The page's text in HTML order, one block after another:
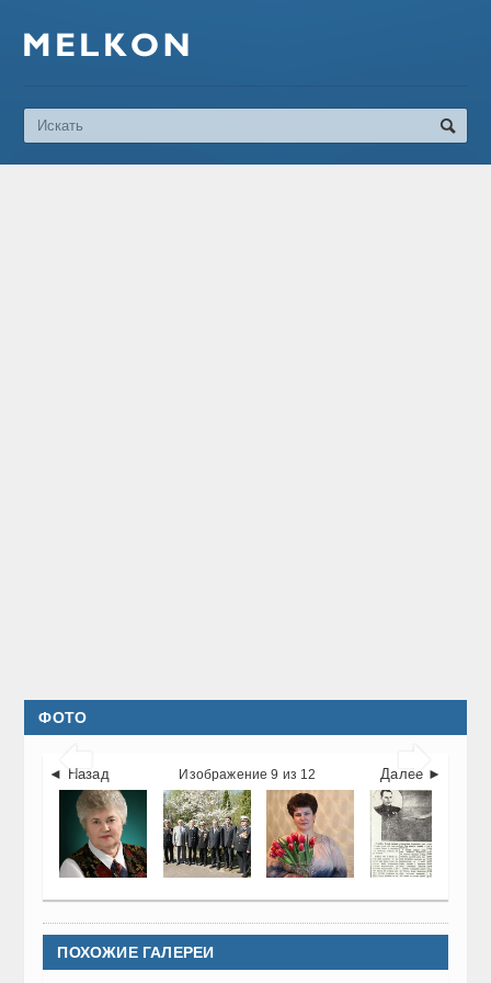
ФОТО
 
◄ Назад Далее ►
Изображение 9 из 12
ПОХОЖИЕ ГАЛЕРЕИ